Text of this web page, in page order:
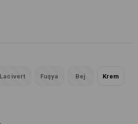
Lacivert Fuşya Bej Krem